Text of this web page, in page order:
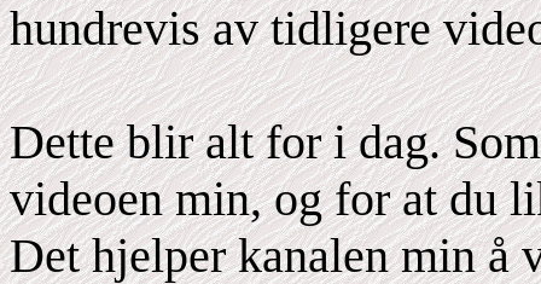
hundrevis av tidligere
Dette blir alt for i dag.
videoen min, og for at du
Det hjelper kanalen min å